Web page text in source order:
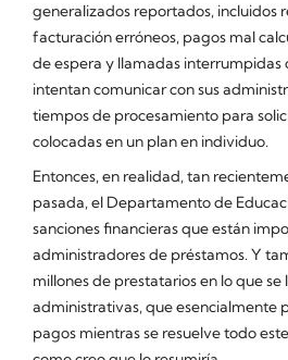
generalizados reportados, incluidos
facturación erróneos, pagos mal
de espera y llamadas interrumpidas
intentan comunicar con sus
tiempos de procesamiento para
colocadas en un plan en individuo.
Entonces, en realidad, tan
pasada, el Departamento de
sanciones financieras que están
administradores de préstamos. Y
millones de prestatarios en lo que
administrativas, que esencialmente
pagos mientras se resuelve todo